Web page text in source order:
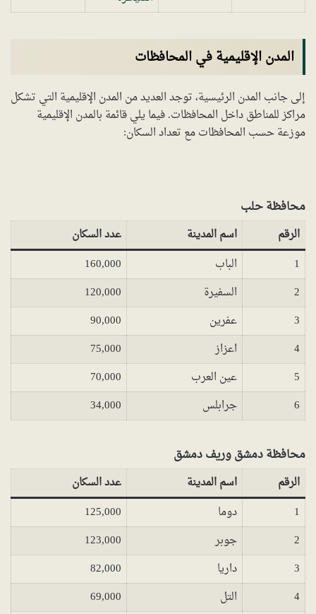
المدن الإقليمية في المحافظات
إلى جانب المدن الرئيسية، توجد العديد من المدن الإقليمية التي تشكل
مراكز للمناطق داخل المحافظات. فيما يلي قائمة بالمدن الإقليمية
موزعة حسب المحافظات مع تعداد السكان:
محافظة حلب
الرقم اسم المدينة
عدد السكان
1
الباب
160,000
2
السفيرة
120,000
3
عفرين
90,000
4
اعزاز
75,000
5
عين العرب
70,000
6
جرابلس 34,000
محافظة دمشق وريف دمشق
الرقم اسم المدينة
عدد السكان
1
دوما
125,000
2
جوبر
123,000
3
داريا
82,000
4
التل
69,000